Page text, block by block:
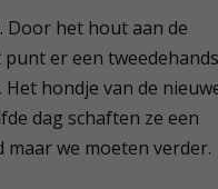
het hout aan de
er een
hondje van de
dag schaften ze een
maar we moeten verder.